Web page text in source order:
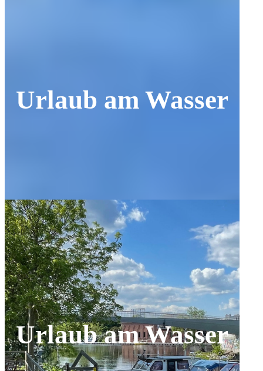
Urlaub am Wasser
Urlaub am Wasser